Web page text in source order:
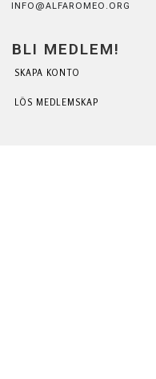
INFO@ALFAROMEO.ORG
BLI MEDLEM!
SKAPA KONTO
LÖS MEDLEMSKAP